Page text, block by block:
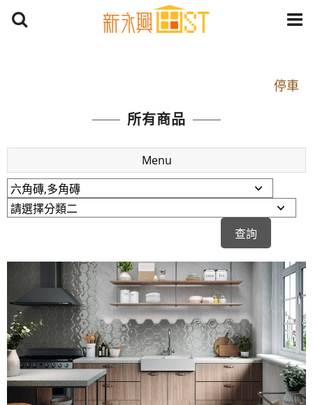
停車
捷運： 中和線【頂溪站 2 號出口】往中山路1段139
原Line已滿 無法加Line好友 請親愛的客戶加入
LINE官方帳號@a0975005573
開車：中山路1段 到永平路路口(樂華夜市口)門口可
停車
捷運： 中和線【頂溪站 2 號出口】往中山路1段139
號約10分鐘
原Line已滿 無法加Line好友 請親愛的客戶加入
LINE官方帳號@a0975005573
所有商品
Menu